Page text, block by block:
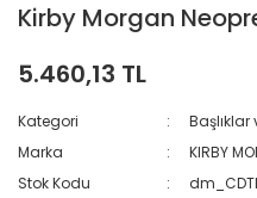
Kirby Morgan
5.460,13 TL
Kategori
Başlıklar
Marka
KIRBY
Stok Kodu